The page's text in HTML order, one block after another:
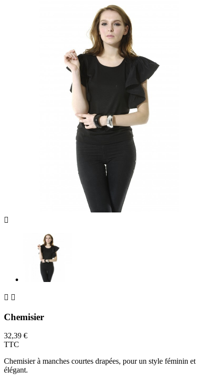

 
Chemisier
32,39 €
TTC
Chemisier à manches courtes drapées, pour un style féminin et
élégant.